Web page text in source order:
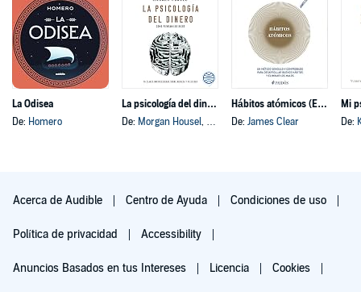
La Odisea
De: Homero
La psicología del dinero
De: Morgan Housel, y otros
Hábitos atómicos (Español neutro)
De: James Clear
Mi
De:
Acerca de Audible Centro de Ayuda Condiciones de uso
Política de privacidad Accessibility
Anuncios Basados en tus Intereses Licencia Cookies